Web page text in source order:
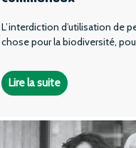
L’interdiction d’utilisation de
chose pour la biodiversité,
Lire la suite